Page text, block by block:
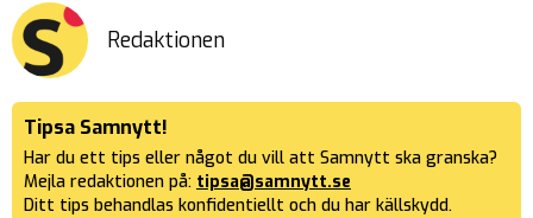
Redaktionen
Tipsa Samnytt!
Har du ett tips eller något du vill att Samnytt ska granska?
Mejla redaktionen på: tipsa@samnytt.se
Ditt tips behandlas konfidentiellt och du har källskydd.